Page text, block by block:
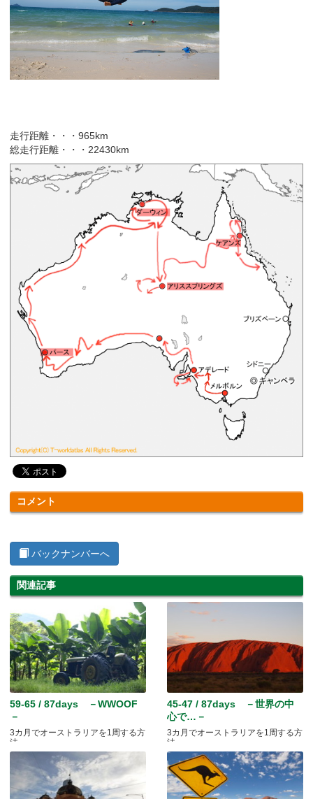
走行距離・・・965km
総走行距離・・・22430km
コメント
バックナンバーへ
関連記事
59-65 / 87days －WWOOF
－
3カ月でオーストラリアを1周する方
法
45-47 / 87days －世界の中
心で…－
3カ月でオーストラリアを1周する方
法